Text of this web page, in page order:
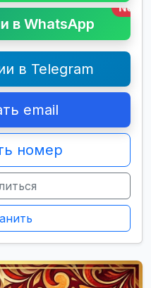
в WhatsApp
New
в Telegram
email
номер